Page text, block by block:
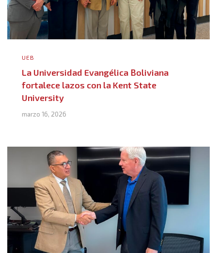
UEB
La Universidad Evangélica Boliviana
fortalece lazos con la Kent State
University
marzo 16, 2026